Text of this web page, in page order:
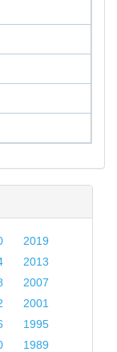
2019
2013
2007
2001
1995
1989